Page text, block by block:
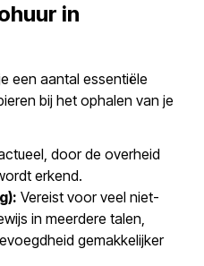
in
een aantal essentiële
bij het ophalen van je
door de overheid
erkend.
Vereist voor veel niet-
in meerdere talen,
gemakkelijker